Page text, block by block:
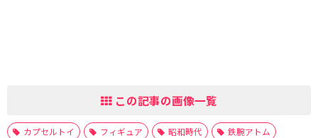
この記事の画像一覧
カプセルトイ フィギュア 昭和時代 鉄腕アトム